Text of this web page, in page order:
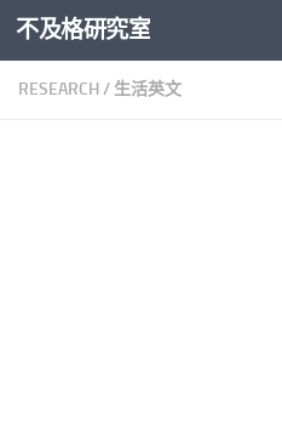
Skip to content
不及格研究室
RESEARCH/ 生活英文